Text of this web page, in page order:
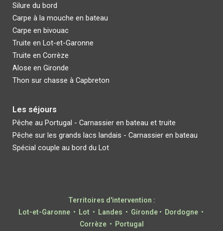
Silure du bord
Carpe à la mouche en bateau
Carpe en bivouac
Truite en Lot-et-Garonne
Truite en Corrèze
Alose en Gironde
Thon sur chasse à Capbreton
Les séjours
Pêche au Portugal - Carnassier en bateau et truite
Pêche sur les grands lacs landais - Carnassier en bateau
Spécial couple au bord du Lot
Territoires d'intervention :
Lot-et-Garonne • Lot • Landes • Gironde • Dordogne •
Corrèze • Portugal